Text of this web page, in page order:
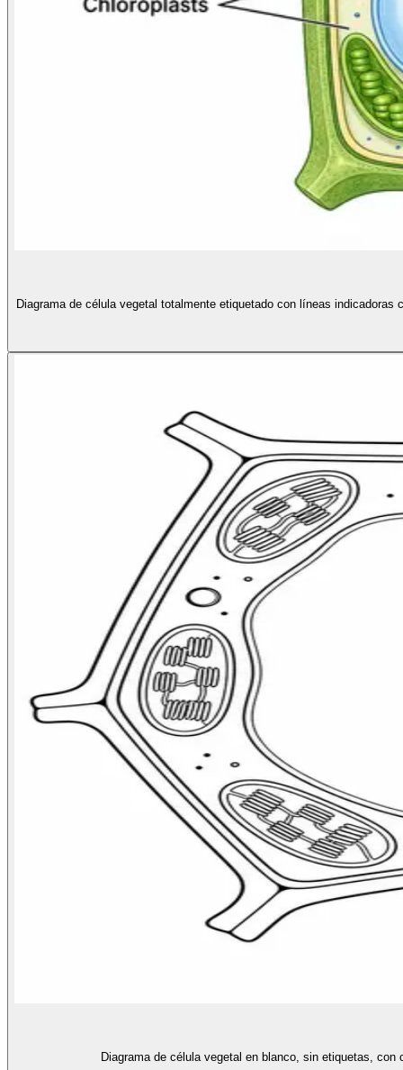
Diagrama de célula vegetal totalmente etiquetado con líneas
Diagrama de célula vegetal en blanco, sin etiquetas,